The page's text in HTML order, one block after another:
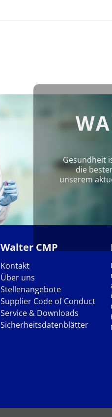
Gesundheit
die
unserem
Walter CMP
Kontakt
Über uns
Stellenangebote
Supplier Code of Conduct
Service & Downloads
Sicherheitsdatenblätter